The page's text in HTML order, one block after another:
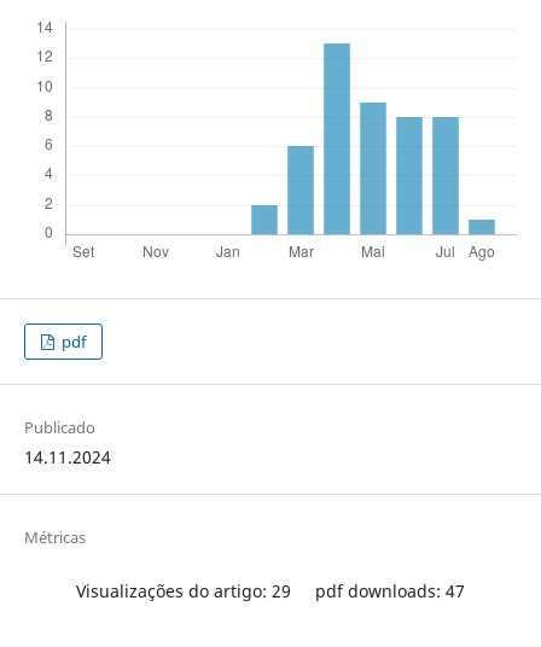
pdf
Publicado
14.11.2024
Métricas
Visualizações do artigo: 29 pdf downloads: 47